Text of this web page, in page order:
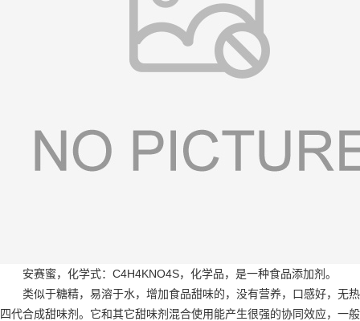
安赛蜜，化学式：C4H4KNO4S，化学品，是一种食品添加剂。
类似于糖精，易溶于水，增加食品甜味的，没有营养，口感好，无
四代合成甜味剂。它和其它甜味剂混合使用能产生很强的协同效应，一